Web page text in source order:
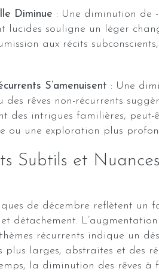
Diminue : Une diminution de -
lucides souligne un léger
aux récits
S’amenuisent : Une
des rêves non-récurrents
des intrigues familières, peut-
ou une exploration plus
Subtils et Nuances
de décembre reflètent un
détachement.
récurrents indique un
plus larges, abstraites et des
la diminution des rêves